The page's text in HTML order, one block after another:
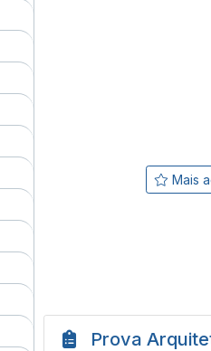
Mais
Prova